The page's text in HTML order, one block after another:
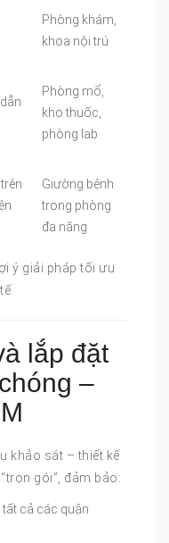
Phòng khám,
khoa nội trú
Phòng mổ,
kho thuốc,
phòng lab
Giường bệnh
trong phòng
đa năng
ý giải pháp tối ưu
lắp đặt
–
khảo sát – thiết kế
gói”, đảm bảo:
cả các quận